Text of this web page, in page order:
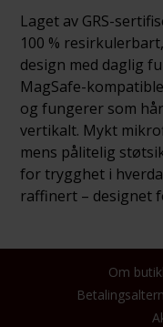
Laget av GRS-
100 %
design med daglig
MagSafe-
og fungerer som
vertikalt. Mykt
mens pålitelig
for trygghet i
raffinert – designet
Om